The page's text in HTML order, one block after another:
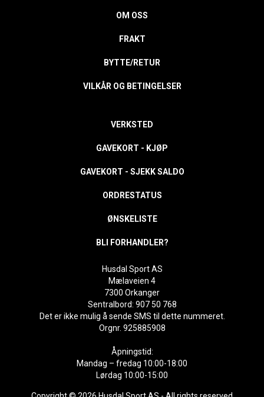
OM OSS
FRAKT
BYTTE/RETUR
VILKÅR OG BETINGELSER
VERKSTED
GAVEKORT - KJØP
GAVEKORT - SJEKK SALDO
ORDRESTATUS
ØNSKELISTE
BLI FORHANDLER?
Husdal Sport AS
Mælaveien 4
7300 Orkanger
Sentralbord: 907 50 768
Det er ikke mulig å sende SMS til dette nummeret.
Orgnr. 925885908
Åpningstid:
Mandag – fredag 10:00-18:00
Lørdag 10:00-15:00